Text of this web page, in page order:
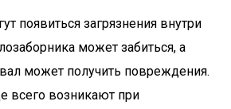
появиться загрязнения внутри
может забиться, а
может получить повреждения.
всего возникают при